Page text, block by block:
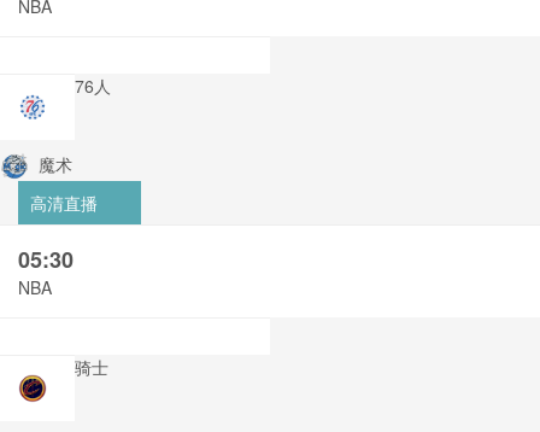
NBA
76人
魔术
高清直播
05:30
NBA
骑士